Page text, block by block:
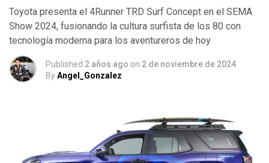
Toyota presenta el 4Runner TRD Surf Concept en el SEMA
Show 2024, fusionando la cultura surfista de los 80 con
tecnología moderna para los aventureros de hoy
Published 2 años ago on 2 de noviembre de 2024
ByAngel_Gonzalez